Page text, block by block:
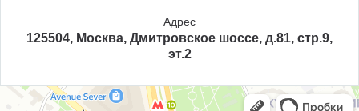
Адрес
125504, Москва, Дмитровское шоссе, д.81, стр.9,
эт.2